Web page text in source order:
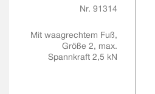
Nr. 91314
Mit waagrechtem Fuß,
Größe 2, max.
Spannkraft 2,5 kN